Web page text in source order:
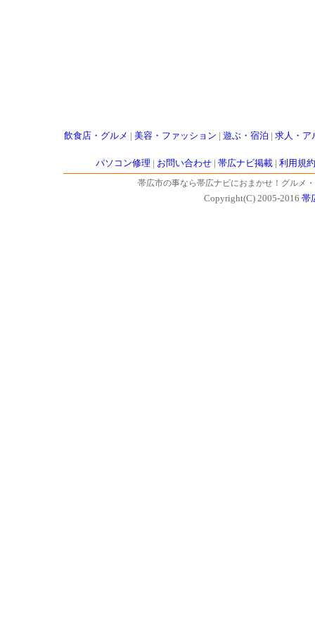
飲食店・グルメ 美容・ファッション 遊ぶ・宿泊 求人・ア
パソコン修理 お問い合わせ| 帯広ナビ掲載| 利用規約
帯広市の事なら帯広ナビにおまかせ！グルメ
Copyright(C) 2005-2016 帯